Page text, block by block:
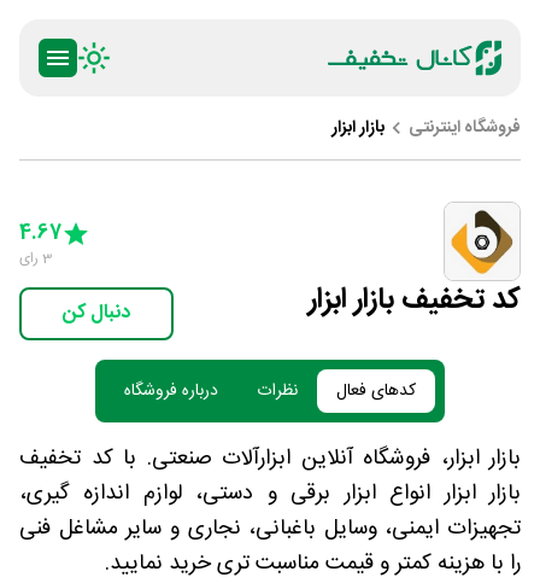
فروشگاه اینترنتی بازار ابزار
کد تخفیف بازار ابزار
4 Stars
5 Stars
4.67
3 رای
دنبال کن
کدهای فعال نظرات درباره فروشگاه
بازار ابزار، فروشگاه آنلاین ابزارآلات صنعتی. با کد تخفیف
بازار ابزار انواع ابزار برقی و دستی، لوازم اندازه گیری،
تجهیزات ایمنی، وسایل باغبانی، نجاری و سایر مشاغل فنی
را با هزینه کمتر و قیمت مناسبت تری خرید نمایید.